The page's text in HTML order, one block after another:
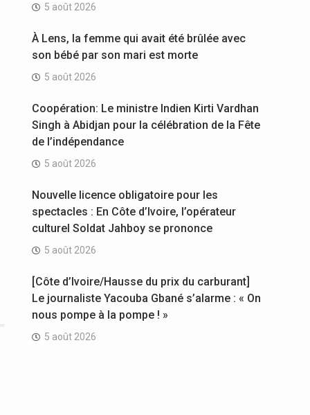
5 août 2026
À Lens, la femme qui avait été brûlée avec
son bébé par son mari est morte
5 août 2026
Coopération: Le ministre Indien Kirti Vardhan
Singh à Abidjan pour la célébration de la Fête
de l’indépendance
5 août 2026
Nouvelle licence obligatoire pour les
spectacles : En Côte d’Ivoire, l’opérateur
culturel Soldat Jahboy se prononce
5 août 2026
[Côte d’Ivoire/Hausse du prix du carburant]
Le journaliste Yacouba Gbané s’alarme : « On
nous pompe à la pompe ! »
5 août 2026